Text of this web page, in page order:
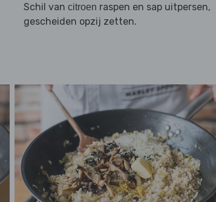
Schil van citroen raspen en sap uitpersen,
gescheiden opzij zetten.